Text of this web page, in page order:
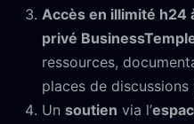
Accès en illimité h24
privé
ressources,
places de discussions
Un soutien via l’